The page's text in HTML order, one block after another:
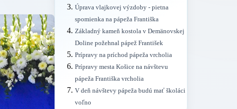
Úprava vlajkovej výzdoby - pietna
spomienka na pápeža Františka
Základný kameň kostola v Demänovskej
Doline požehnal pápež František
Prípravy na príchod pápeža vrcholia
Prípravy mesta Košice na návštevu
pápeža Františka vrcholia
V deň návštevy pápeža budú mať školáci
voľno